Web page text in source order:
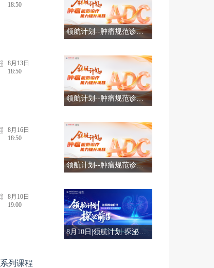
领航计划--肿瘤规范诊疗能力提升项目（8.14）
18:50
领航计划--肿瘤规范诊疗能力提升项目（8.13）
18:50
领航计划--肿瘤规范诊疗能力提升项目（8.16）
19:00
8月10日|领航计划·探泌前沿——泌尿肿瘤诊疗前沿进展学术交流项目
18:50
系列课程